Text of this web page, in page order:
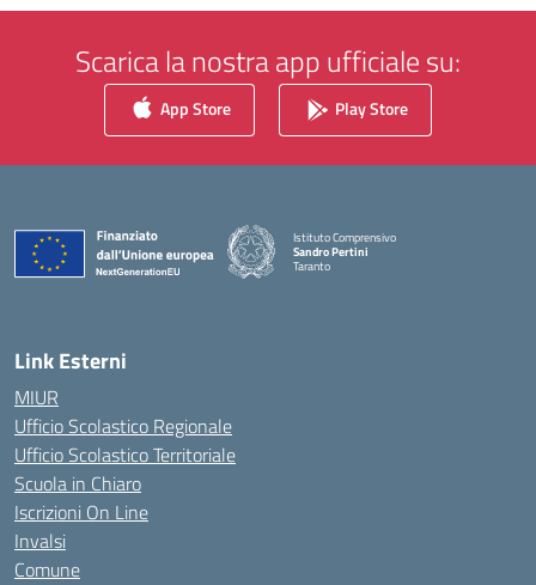
Scarica la nostra app ufficiale su:
App Store Play Store
Istituto Comprensivo
Sandro Pertini
Taranto
Link Esterni
MIUR
Ufficio Scolastico Regionale
Ufficio Scolastico Territoriale
Scuola in Chiaro
Iscrizioni On Line
Invalsi
Comune